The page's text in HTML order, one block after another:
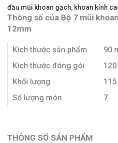
đầu mũi khoan gạch, khoan kính
Thông số của Bộ 7 mũi
12mm
Kích thước sản phẩm
90
Kích thước đóng gói
Khối lượng
Số lượng món
7
THÔNG SỐ SẢN PHẨM